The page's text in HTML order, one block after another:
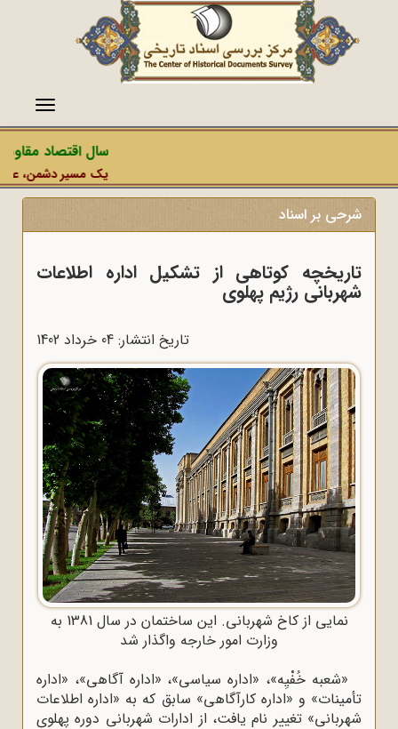
منو
سال اقتصاد
یک مسیر دشمن،
شرحی بر اسناد
تاریخچه کوتاهی از تشکیل اداره اطلاعات
شهربانی رژیم پهلوی
تاریخ انتشار: 04 خرداد 1402
نمایی از کاخ شهربانی. این ساختمان در سال 1381 به
وزارت امور خارجه واگذار شد
«شعبه خُفْیِه»، «اداره سیاسی»، «اداره آگاهی»، «اداره
تأمینات» و «اداره کارآگاهی» سابق که به «اداره اطلاعات
شهربانی» تغییر نام یافت، از ادارات شهربانی دوره پهلوی